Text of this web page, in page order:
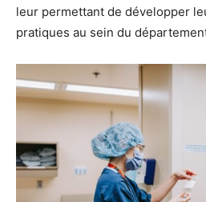
leur permettant de développer
pratiques au sein du